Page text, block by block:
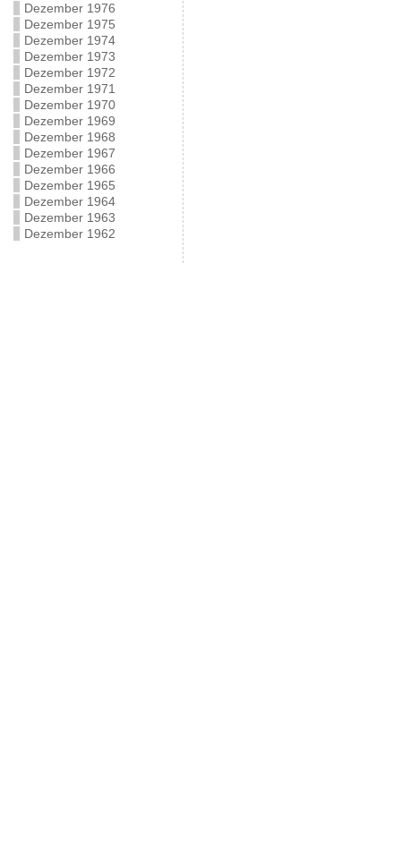
Dezember 1976
Dezember 1975
Dezember 1974
Dezember 1973
Dezember 1972
Dezember 1971
Dezember 1970
Dezember 1969
Dezember 1968
Dezember 1967
Dezember 1966
Dezember 1965
Dezember 1964
Dezember 1963
Dezember 1962